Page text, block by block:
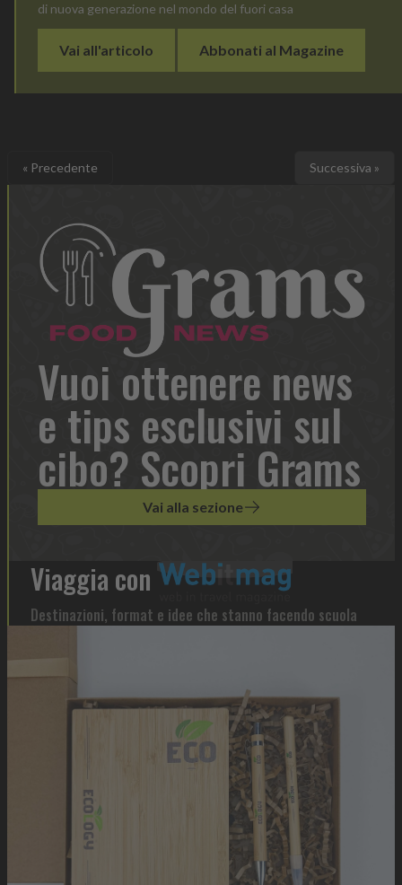
di nuova generazione nel mondo del fuori casa
Vai all'articolo Abbonati al Magazine
« Precedente Successiva »
Vuoi ottenere news
e tips esclusivi sul
cibo? Scopri Grams
Vai alla sezione
Viaggia con
Destinazioni, format e idee che stanno facendo scuola